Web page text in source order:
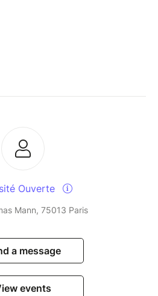
Ouverte
Mann, 75013 Paris
a message
events